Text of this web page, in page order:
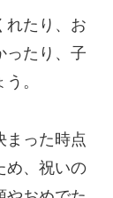
れたり、お
ったり、子
。
まった時点
め、祝いの